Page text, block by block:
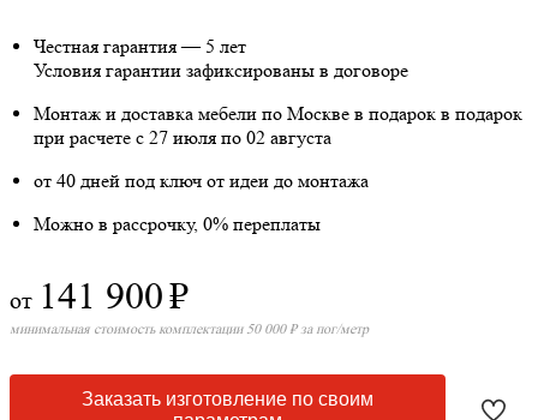
Честная гарантия — 5 лет
Условия гарантии зафиксированы в договоре
Монтаж и доставка мебели по Москве в подарок в подарок
при расчете с 27 июля по 02 августа
от 40 дней под ключ от идеи до монтажа
Можно в рассрочку, 0% переплаты
от 141 900₽
минимальная стоимость комплектации 50 000 ₽ за пог/метр
Заказать изготовление по своим